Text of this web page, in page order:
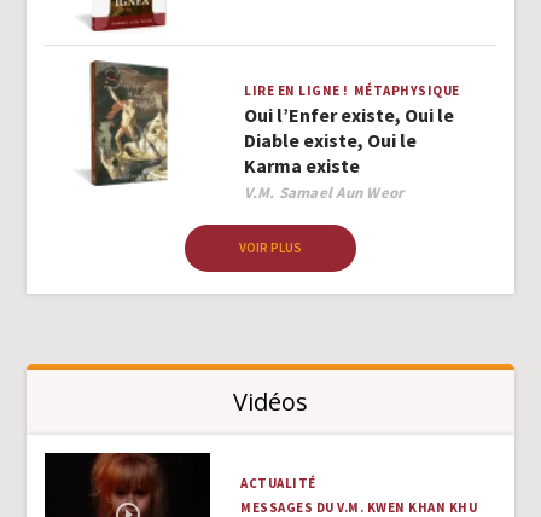
LIRE EN LIGNE ! MÉTAPHYSIQUE
Oui l’Enfer existe, Oui le
Diable existe, Oui le
Karma existe
Author
V.M. Samael Aun Weor
VOIR PLUS
Vidéos
ACTUALITÉ
MESSAGES DU V.M. KWEN KHAN KHU